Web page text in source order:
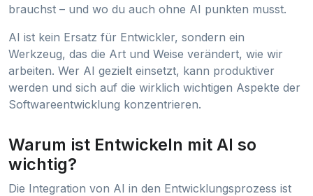
brauchst – und wo du auch ohne AI punkten musst.
AI ist kein Ersatz für Entwickler, sondern ein
Werkzeug, das die Art und Weise verändert, wie wir
arbeiten. Wer AI gezielt einsetzt, kann produktiver
werden und sich auf die wirklich wichtigen Aspekte der
Softwareentwicklung konzentrieren.
Warum ist Entwickeln mit AI so
wichtig?
Die Integration von AI in den Entwicklungsprozess ist